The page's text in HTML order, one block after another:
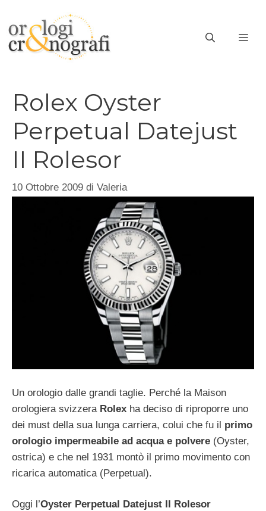
contenuto
Rolex Oyster
Perpetual Datejust
II Rolesor
10 Ottobre 2009 di Valeria
Un orologio dalle grandi taglie. Perché la Maison
orologiera svizzera Rolex ha deciso di riproporre uno
dei must della sua lunga carriera, colui che fu il primo
orologio impermeabile ad acqua e polvere (Oyster,
ostrica) e che nel 1931 montò il primo movimento con
ricarica automatica (Perpetual).
Oggi l’Oyster Perpetual Datejust II Rolesor